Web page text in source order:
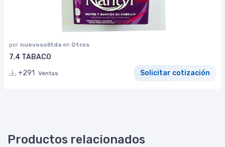
por nuevosolltda en Otros
7.4 TABACO
+291
Ventas Solicitar cotización
Productos relacionados